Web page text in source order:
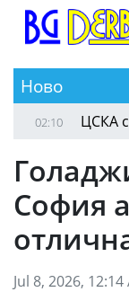
Ново
02:10 ЦСКА се
София
Jul 8, 2026, 12:14